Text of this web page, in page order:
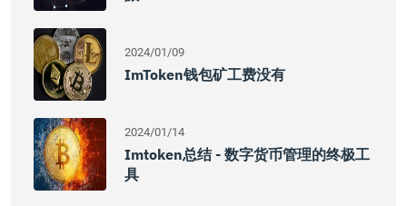
2024/01/09
ImToken钱包矿工费没有
2024/01/14
Imtoken总结 - 数字货币管理的终极工
具